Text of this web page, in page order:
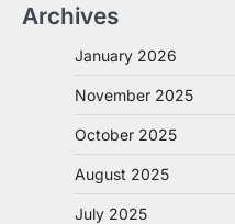
Archives
January 2026
November 2025
October 2025
August 2025
July 2025